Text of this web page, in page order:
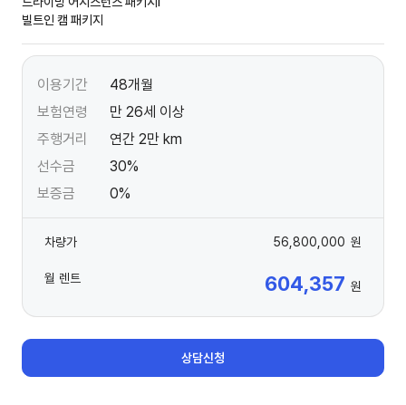
빌트인 캠 패키지
이용기간
48개월
보험연령
만 26세 이상
주행거리
연간 2만 km
선수금
30%
보증금
0%
차량가 56,800,000 원
월 렌트 604,357 원
상담신청